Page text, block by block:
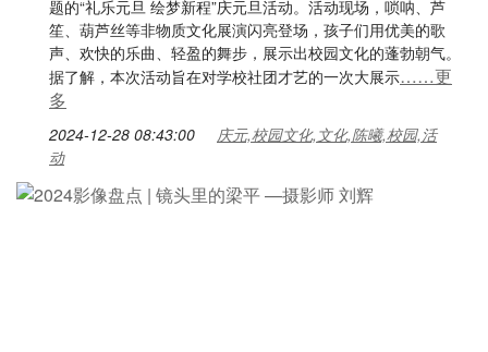
题的“礼乐元旦 绘梦新程”庆元旦活动。活动现场，唢呐、芦
笙、葫芦丝等非物质文化展演闪亮登场，孩子们用优美的歌
声、欢快的乐曲、轻盈的舞步，展示出校园文化的蓬勃朝气。
据了解，本次活动旨在对学校社团才艺的一次大展示……更
多
2024-12-28 08:43:00
庆元,校园文化,文化,陈曦,校园,活
动